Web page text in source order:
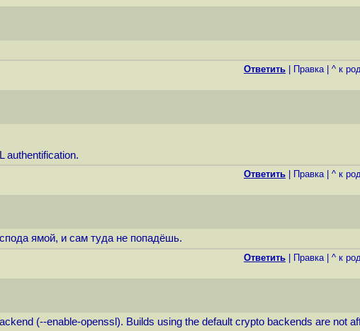
Ответить Правка| ^ к
authentification.
Ответить Правка| ^ к
ямой, и сам туда не попадёшь.
Ответить Правка| ^ к
(--enable-openssl). Builds using the default crypto backends are not